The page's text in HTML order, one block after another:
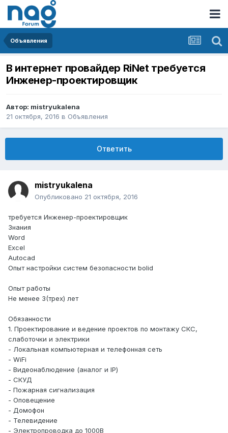
Объявления
В интернет провайдер RiNet требуется
Инженер-проектировщик
Автор: mistryukalena
21 октября, 2016 в Объявления
Ответить
mistryukalena
Опубликовано 21 октября, 2016
требуется Инженер-проектировщик
Знания
Word
Excel
Autocad
Опыт настройки систем безопасности bolid
Опыт работы
Не менее 3(трех) лет
Обязанности
1. Проектирование и ведение проектов по монтажу СКС,
слаботочки и электрики
- Локальная компьютерная и телефонная сеть
- WiFi
- Видеонаблюдение (аналог и IP)
- СКУД
- Пожарная сигнализация
- Оповещение
- Домофон
- Телевидение
- Электропроводка до 1000В